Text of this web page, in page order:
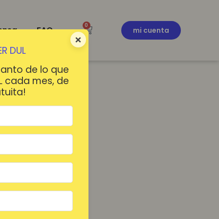
×
DUL
de lo que
cada mes, de
FAQ 0
mi cuenta